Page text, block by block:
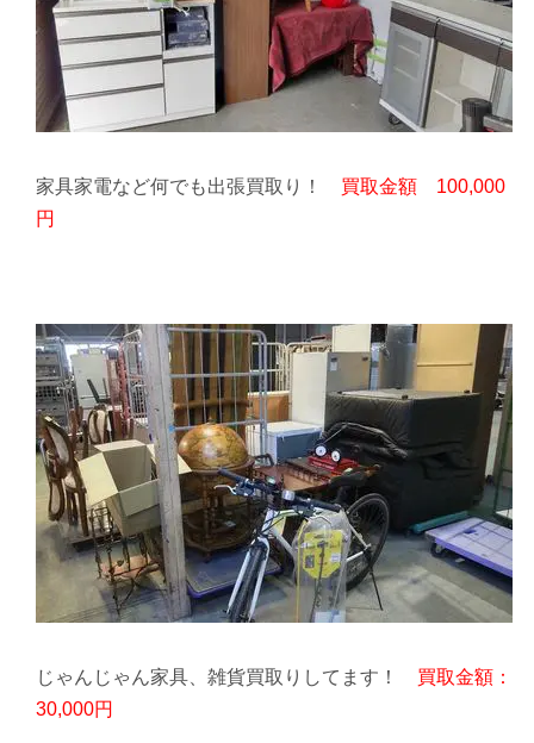
家具家電など何でも出張買取り！ 買取金額 100,000
円
じゃんじゃん家具、雑貨買取りしてます！ 買取金額：
30,000円